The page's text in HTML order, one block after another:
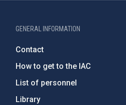
GENERAL INFORMATION
Contact
How to get to the IAC
List of personnel
Library